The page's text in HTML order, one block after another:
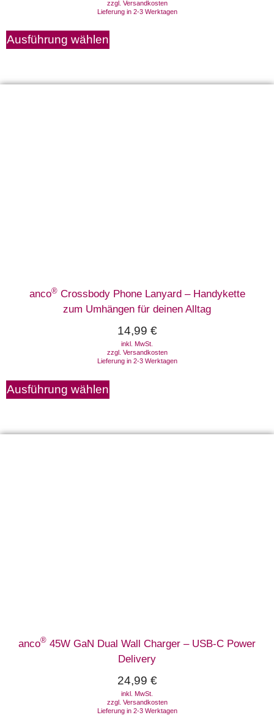
zzgl. Versandkosten
Lieferung in 2-3 Werktagen
Ausführung wählen
anco®Crossbody Phone Lanyard – Handykette
zum Umhängen für deinen Alltag
14,99 €
inkl. MwSt.
zzgl. Versandkosten
Lieferung in 2-3 Werktagen
Ausführung wählen
anco® 45W GaN Dual Wall Charger – USB-C Power
Delivery
24,99 €
inkl. MwSt.
zzgl. Versandkosten
Lieferung in 2-3 Werktagen